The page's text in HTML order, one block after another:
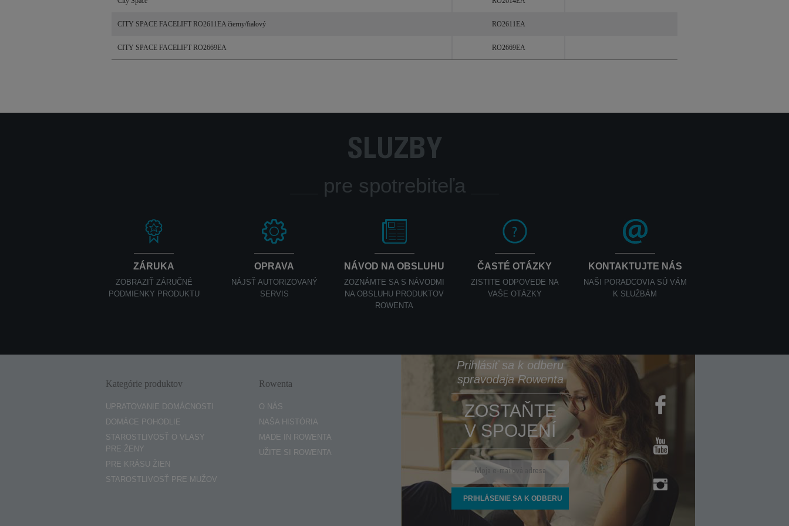
CITY SPACE FACELIFT RO2611EA čierny/fialový RO2611EA
CITY SPACE FACELIFT RO2669EA RO2669EA
SLUŽBY
pre spotrebiteľa
ZÁRUKA
ZOBRAZIŤ ZÁRUČNÉ
PODMIENKY PRODUKTU
OPRAVA
NÁJSŤ AUTORIZOVANÝ
SERVIS
NÁVOD NA OBSLUHU
ZOZNÁMTE SA S NÁVODMI
NA OBSLUHU PRODUKTOV
ROWENTA
ČASTÉ OTÁZKY
ZISTITE ODPOVEDE NA
VAŠE OTÁZKY
KONTAKTUJTE NÁS
NAŠI PORADCOVIA SÚ VÁM
K SLUŽBÁM
Kategórie produktov
UPRATOVANIE DOMÁCNOSTI
DOMÁCE POHODLIE
STAROSTLIVOSŤ O VLASY
PRE ŽENY
PRE KRÁSU ŽIEN
STAROSTLIVOSŤ PRE MUŽOV
Rowenta
O NÁS
NAŠA HISTÓRIA
MADE IN ROWENTA
UŽITE SI ROWENTA
Prihlásiť sa k odberu
spravodaja Rowenta
ZOSTAŇTE
V SPOJENÍ